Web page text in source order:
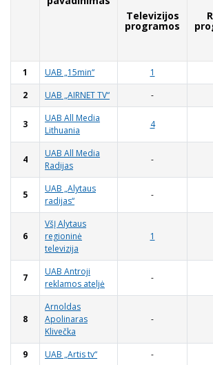
Televizijos
programos
1 UAB „15min“ 1
2
UAB „AIRNET TV“ -
3
UAB All Media
Lithuania
4
4
UAB All Media
Radijas
-
5
UAB „Alytaus
radijas“
-
6
VšĮ Alytaus
regioninė
televizija
1
7
UAB Antroji
reklamos ateljė
-
8
Arnoldas
Apolinaras
Klivečka
-
9 UAB „Artis tv“ -